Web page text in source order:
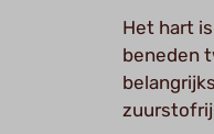
Het hart
beneden